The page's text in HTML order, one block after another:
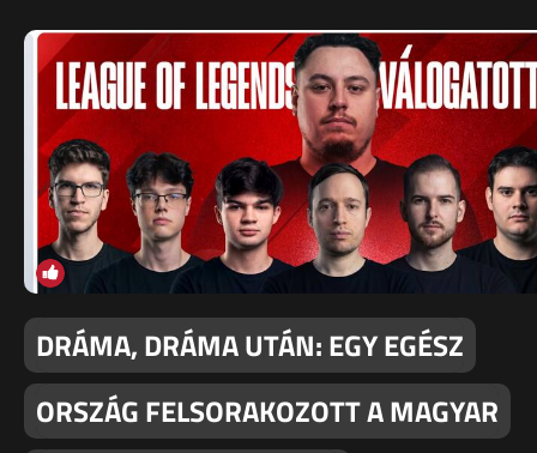
DRÁMA, DRÁMA UTÁN: EGY EGÉSZ
ORSZÁG FELSORAKOZOTT A MAGYAR